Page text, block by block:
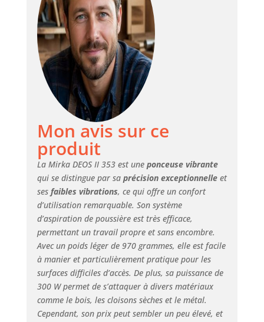
vitesse, affichage
LED de la vitesse
de rotation,
capteur de
vibrations intégré
et connexion
Bluetooth à
l'application
de la livraison :
Ponceuse orbitale
transport,
revêtement de
protection, câble
électrique de 4.3m,
bandes abrasives
Abranet à tester
Devenez un maître
ponceur avec la
ponceuse orbitale
Mirka DEOS II :
conçue par des
professionnels
pour des
Mon avis sur ce
produit
La Mirka DEOS II 353 est une ponceuse vibrante
qui se distingue par sa précision exceptionnelleet
ses faibles vibrations, ce qui offre un confort
d’utilisation remarquable. Son système
d’aspiration de poussière est très efficace,
permettant un travail propre et sans encombre.
Avec un poids léger de 970 grammes, elle est facile
à manier et particulièrement pratique pour les
surfaces difficiles d’accès. De plus, sa puissance de
300 W permet de s’attaquer à divers matériaux
comme le bois, les cloisons sèches et le métal.
Cependant, son prix peut sembler un peu élevé, et